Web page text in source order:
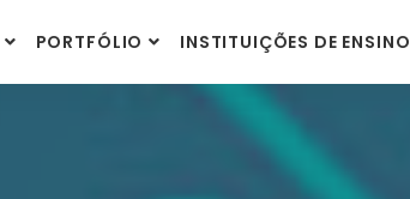
PORTFÓLIO INSTITUIÇÕES DE ENSINO